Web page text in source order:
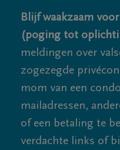
Blijf waakzaam
(poging tot
meldingen over
zogezegde
mom van een
mailadressen,
of een betaling te
verdachte links of